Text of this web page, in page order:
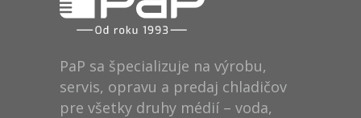
PaP sa špecializuje na výrobu,
servis, opravu a predaj chladičov
pre všetky druhy médií – voda,